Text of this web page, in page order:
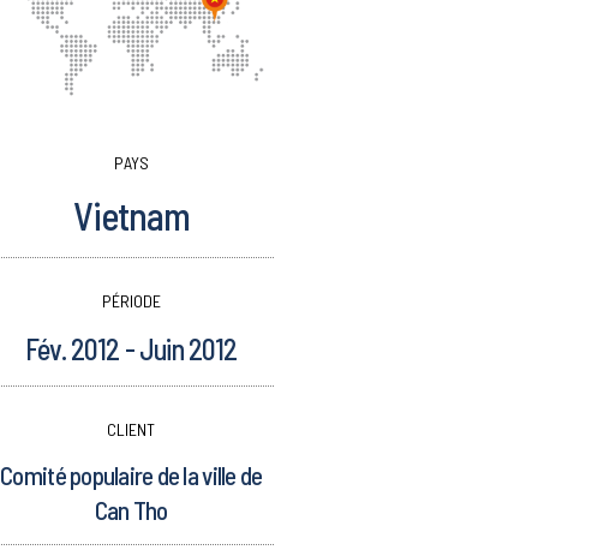
PAYS
Vietnam
PÉRIODE
Fév. 2012 - Juin 2012
CLIENT
Comité populaire de la ville de
Can Tho